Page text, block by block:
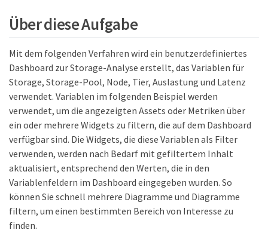
Über diese Aufgabe
Mit dem folgenden Verfahren wird ein benutzerdefiniertes
Dashboard zur Storage-Analyse erstellt, das Variablen für
Storage, Storage-Pool, Node, Tier, Auslastung und Latenz
verwendet. Variablen im folgenden Beispiel werden
verwendet, um die angezeigten Assets oder Metriken über
ein oder mehrere Widgets zu filtern, die auf dem Dashboard
verfügbar sind. Die Widgets, die diese Variablen als Filter
verwenden, werden nach Bedarf mit gefiltertem Inhalt
aktualisiert, entsprechend den Werten, die in den
Variablenfeldern im Dashboard eingegeben wurden. So
können Sie schnell mehrere Diagramme und Diagramme
filtern, um einen bestimmten Bereich von Interesse zu
finden.